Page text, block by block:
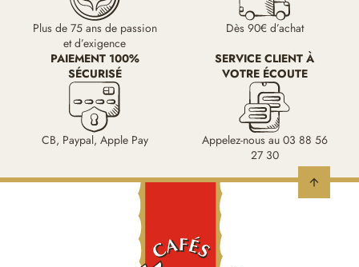
Plus de 75 ans de passion
et d’exigence
Dès 90€ d’achat
PAIEMENT 100%
SÉCURISÉ
CB, Paypal, Apple Pay
SERVICE CLIENT À
VOTRE ÉCOUTE
Appelez-nous au 03 88 56
27 30
arrow_upward